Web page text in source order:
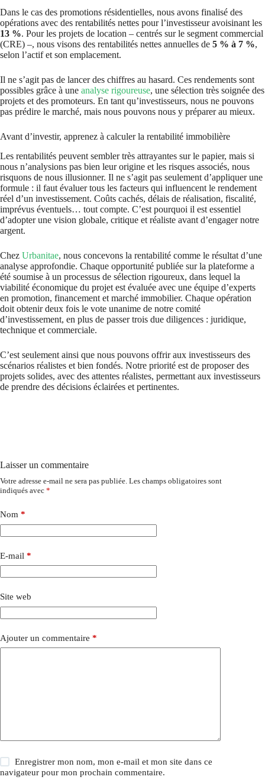
Dans le cas des promotions résidentielles, nous avons finalisé des
opérations avec des rentabilités nettes pour l’investisseur avoisinant les
13 %. Pour les projets de location – centrés sur le segment commercial
(CRE) –, nous visons des rentabilités nettes annuelles de 5 % à 7 %,
selon l’actif et son emplacement.
Il ne s’agit pas de lancer des chiffres au hasard. Ces rendements sont
possibles grâce à une analyse rigoureuse, une sélection très soignée des
projets et des promoteurs. En tant qu’investisseurs, nous ne pouvons
pas prédire le marché, mais nous pouvons nous y préparer au mieux.
Avant d’investir, apprenez à calculer la rentabilité immobilière
Les rentabilités peuvent sembler très attrayantes sur le papier, mais si
nous n’analysions pas bien leur origine et les risques associés, nous
risquons de nous illusionner. Il ne s’agit pas seulement d’appliquer une
formule : il faut évaluer tous les facteurs qui influencent le rendement
réel d’un investissement. Coûts cachés, délais de réalisation, fiscalité,
imprévus éventuels… tout compte. C’est pourquoi il est essentiel
d’adopter une vision globale, critique et réaliste avant d’engager notre
argent.
Chez Urbanitae, nous concevons la rentabilité comme le résultat d’une
analyse approfondie. Chaque opportunité publiée sur la plateforme a
été soumise à un processus de sélection rigoureux, dans lequel la
viabilité économique du projet est évaluée avec une équipe d’experts
en promotion, financement et marché immobilier. Chaque opération
doit obtenir deux fois le vote unanime de notre comité
d’investissement, en plus de passer trois due diligences : juridique,
technique et commerciale.
C’est seulement ainsi que nous pouvons offrir aux investisseurs des
scénarios réalistes et bien fondés. Notre priorité est de proposer des
projets solides, avec des attentes réalistes, permettant aux investisseurs
de prendre des décisions éclairées et pertinentes.
Laisser un commentaire
Votre adresse e-mail ne sera pas publiée. Les champs obligatoires sont
indiqués avec *
Nom *
E-mail *
Site web
Ajouter un commentaire *
Enregistrer mon nom, mon e-mail et mon site dans ce
navigateur pour mon prochain commentaire.